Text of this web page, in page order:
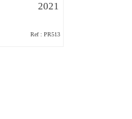
2021
Ref : PR513